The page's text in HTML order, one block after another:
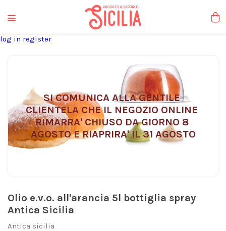
liquori tipici
log in register
SI COMUNICA ALLA GENTILE
CLIENTELA CHE IL NEGOZIO ONLINE
RIMARRA' CHIUSO DA GIORNO 8
AGOSTO E RIAPRIRA' IL 31 AGOSTO
Olio e.v.o. all'arancia 5l bottiglia spray
Antica Sicilia
Antica sicilia